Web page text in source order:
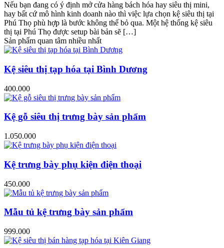
Nếu bạn đang có ý định mở cửa hàng bách hóa hay siêu thị mini,
hay bất cứ mô hình kinh doanh nào thì việc lựa chọn kệ siêu thị tại
Phú Thọ phù hợp là bước không thể bỏ qua. Một hệ thống kệ siêu
thị tại Phú Thọ được setup bài bản sẽ […]
Sản phẩm quan tâm nhiều nhất
Kệ siêu thị tạp hóa tại Bình Dương
400.000
Kệ gỗ siêu thị trưng bày sản phẩm
1.050.000
Kệ trưng bày phụ kiện điện thoại
450.000
Mẫu tủ kệ trưng bày sản phẩm
999.000